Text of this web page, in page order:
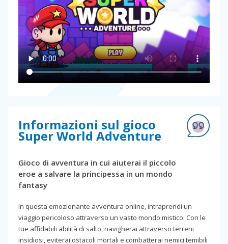
Informazioni sul gioco
Super World Adventure
Gioco di avventura in cui aiuterai il piccolo
eroe a salvare la principessa in un mondo
fantasy
In questa emozionante avventura online, intraprendi un
viaggio pericoloso attraverso un vasto mondo mistico. Con le
tue affidabili abilità di salto, navigherai attraverso terreni
insidiosi, eviterai ostacoli mortali e combatterai nemici temibili